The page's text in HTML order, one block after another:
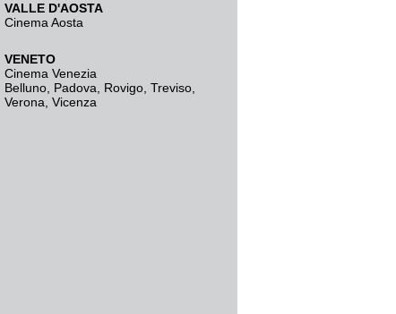
VALLE D'AOSTA
Cinema Aosta
VENETO
Cinema Venezia
Belluno Padova Rovigo Treviso
Verona Vicenza